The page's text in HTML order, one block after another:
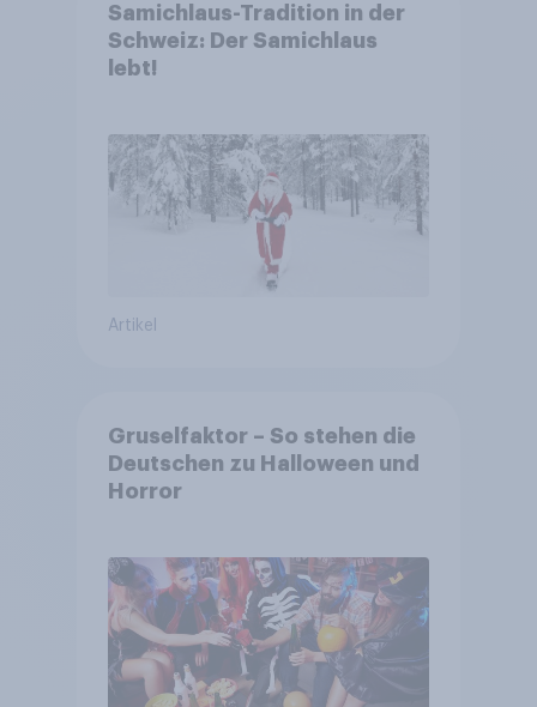
Samichlaus-Tradition in der
Schweiz: Der Samichlaus
lebt!
Artikel
Gruselfaktor – So stehen die
Deutschen zu Halloween und
Horror